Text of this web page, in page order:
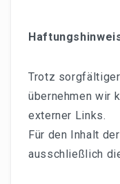
Trotz
übernehmen wir
externer Links.
Für den Inhalt
ausschließlich